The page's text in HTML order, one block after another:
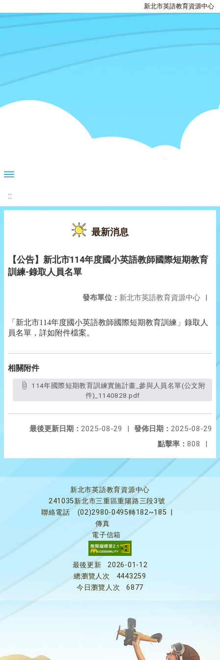
新北市英語教育資源中心
:::
最新消息
【公告】新北市114年度國小英語教師國際短期教育
訓練-錄取人員名單
發布單位： 新北市英語教育資源中心 |
「新北市114年度國小英語教師國際短期教育訓練」錄取人
員名單，詳如附件檔案。
相關附件
件)_1140828.pdf
發佈日期： 2025-08-29
最後更新日期： 2025-08-29
|
點擊率： 808 |
新北市英語教育資源中心
241035新北市三重區重陽路三段3號
聯絡電話
(02)2980-0495轉182~185
傳真
電子信箱
最後更新
2026-01-12
總瀏覽人次
4443259
今日瀏覽人次
6877